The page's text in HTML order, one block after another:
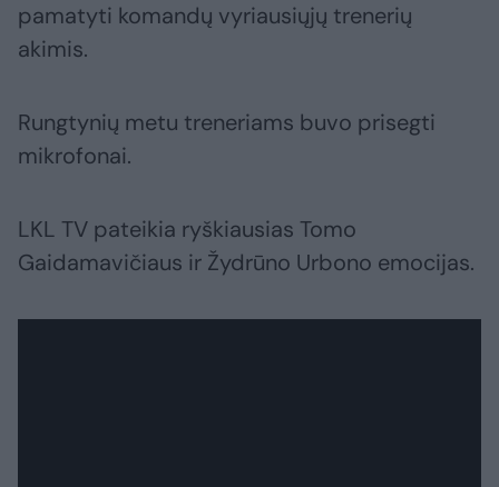
pamatyti komandų vyriausiųjų trenerių
akimis.
Rungtynių metu treneriams buvo prisegti
mikrofonai.
LKL TV pateikia ryškiausias Tomo
Gaidamavičiaus ir Žydrūno Urbono emocijas.